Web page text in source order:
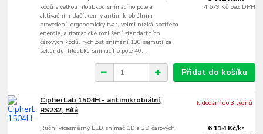
kódů s velkou hloubkou snímacího pole a
aktivačním tlačítkem v antimikrobiálním
provedení, ergonomický tvar, velmi nízká spotřeba
energie, automatické rozlišení standartních
čárových kódů, rychlost snímání 100 sejmutí za
sekundu, hloubka snímacího pole 40...
4 679 Kč bez DPH
Přidat do košíku
CipherLab 1504H - antimikrobiální,
RS232, Bílá
Ruční vícesměrný LED snímač 1D a 2D čárových
6 114 Kč/ks
k dodání do 3 týdnů